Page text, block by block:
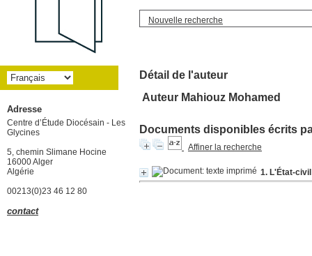
Nouvelle recherche
Détail de l'auteur
Auteur Mahiouz Mohamed
Documents disponibles écrits
Affiner la recherche
1. L'État-
Adresse
Centre d’Étude Diocésain - Les
Glycines
5, chemin Slimane Hocine
16000 Alger
Algérie
00213(0)23 46 12 80
contact